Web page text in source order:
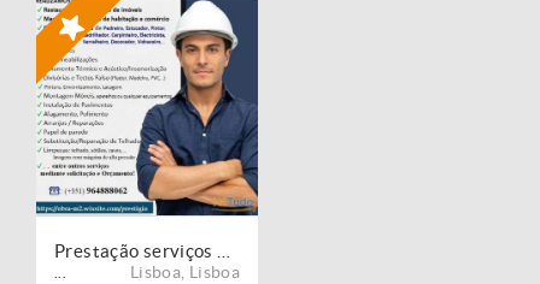
Lisboa Lisboa